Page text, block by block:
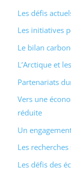
Les défis
Les initiatives
Le bilan
L’Arctique et
Partenariats
Vers une
réduite
Un
Les
Les défis des